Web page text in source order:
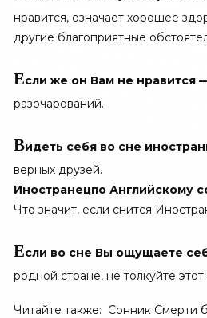
нравится, означает хорошее
другие благоприятные
Если же он Вам не нравится
разочарований.
Видеть себя во сне
верных друзей.
Иностранецпо Английскому
Что значит, если снится
Если во сне Вы ощущаете
родной стране, не толкуйте
Читайте также: Сонник Смерти